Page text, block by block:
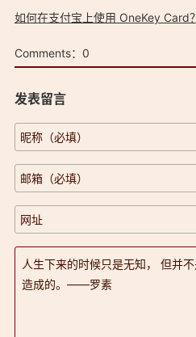
如何在支付宝上使用 OneKey Card？
Comments： 0
发表留言